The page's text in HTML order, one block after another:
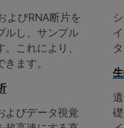
よびRNA断片を
ルし、サンプル
これにより、
ます。
よびデータ視覚